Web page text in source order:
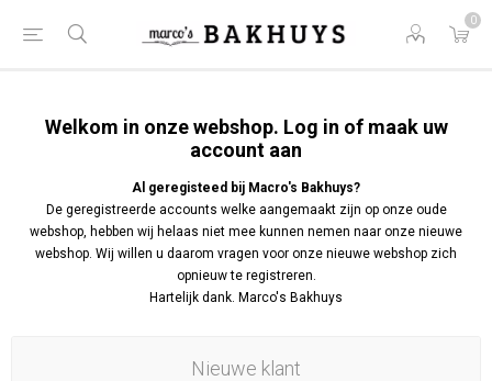
0
Welkom in onze webshop. Log in of maak uw
account aan
Al geregisteed bij Macro's Bakhuys?
De geregistreerde accounts welke aangemaakt zijn op onze oude
webshop, hebben wij helaas niet mee kunnen nemen naar onze nieuwe
webshop. Wij willen u daarom vragen voor onze nieuwe webshop zich
opnieuw te registreren.
Hartelijk dank. Marco's Bakhuys
Nieuwe klant